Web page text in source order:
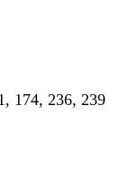
174, 236, 239